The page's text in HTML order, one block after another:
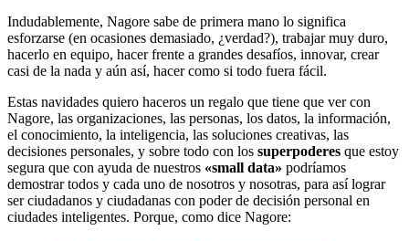
Indudablemente, Nagore sabe de primera mano lo significa
esforzarse (en ocasiones demasiado, ¿verdad?), trabajar muy duro,
hacerlo en equipo, hacer frente a grandes desafíos, innovar, crear
casi de la nada y aún así, hacer como si todo fuera fácil.
Estas navidades quiero haceros un regalo que tiene que ver con
Nagore, las organizaciones, las personas, los datos, la información,
el conocimiento, la inteligencia, las soluciones creativas, las
decisiones personales, y sobre todo con los superpoderes que estoy
segura que con ayuda de nuestros «small data» podríamos
demostrar todos y cada uno de nosotros y nosotras, para así lograr
ser ciudadanos y ciudadanas con poder de decisión personal en
ciudades inteligentes. Porque, como dice Nagore: